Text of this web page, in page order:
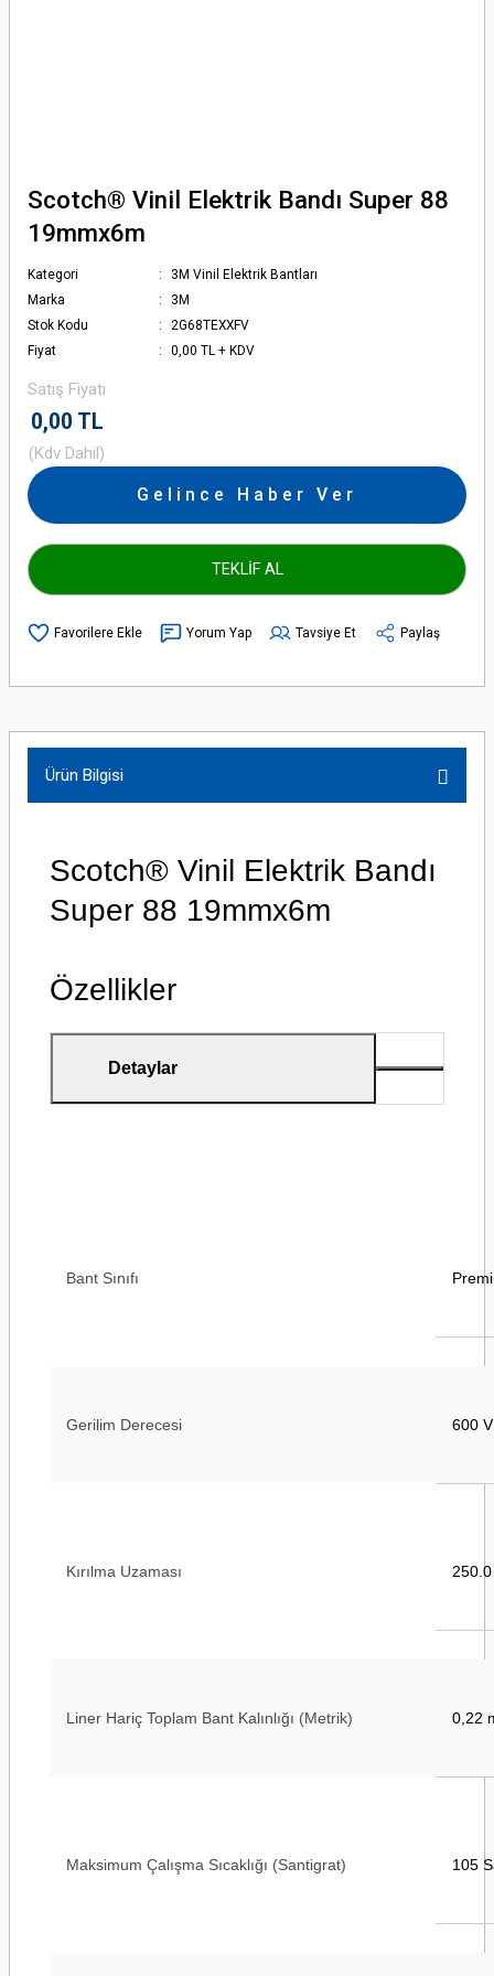
Scotch® Vinil Elektrik Bandı Super 88
19mmx6m
Kategori
3M Vinil Elektrik Bantları
Marka
3M
Stok Kodu
2G68TEXXFV
Fiyat
0,00 TL + KDV
Satış Fiyatı
0,00 TL
(Kdv Dahil)
Gelince Haber Ver
TEKLİF AL
Yorum Yap Tavsiye Et Paylaş
Ürün Bilgisi
Scotch® Vinil Elektrik Bandı
Super 88 19mmx6m
Özellikler
Detaylar
Bant Sınıfı
Gerilim Derecesi 600 V
Kırılma Uzaması
Liner Hariç Toplam Bant Kalınlığı (Metrik) 0,22
Maksimum Çalışma Sıcaklığı (Santigrat) 105